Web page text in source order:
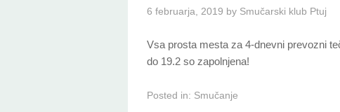
6 februarja, 2019 by Smučarski klub Ptuj
Vsa prosta mesta za 4-dnevni prevozni
do 19.2 so zapolnjena!
Posted in: Smučanje